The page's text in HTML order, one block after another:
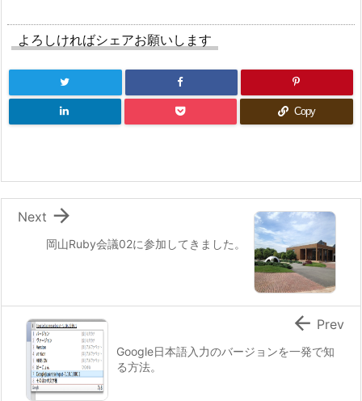
よろしければシェアお願いします
Copy
岡山Ruby会議02に参加してきました。

Next
Google日本語入力のバージョンを一発で知
る方法。
 Prev